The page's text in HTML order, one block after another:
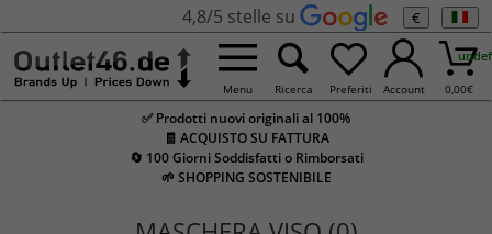
4,8/5 stelle su €
Menu Ricerca Preferiti Account 0,00€
✅ Prodotti nuovi originali al 100%
🧾 ACQUISTO SU FATTURA
🔄 100 Giorni Soddisfatti o Rimborsati
🌱 SHOPPING SOSTENIBILE